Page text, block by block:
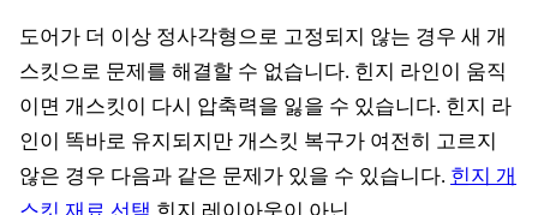
도어가 더 이상 정사각형으로 고정되지 않는 경우 새 개
스킷으로 문제를 해결할 수 없습니다. 힌지 라인이 움직
이면 개스킷이 다시 압축력을 잃을 수 있습니다. 힌지 라
인이 똑바로 유지되지만 개스킷 복구가 여전히 고르지
않은 경우 다음과 같은 문제가 있을 수 있습니다. 힌지 개